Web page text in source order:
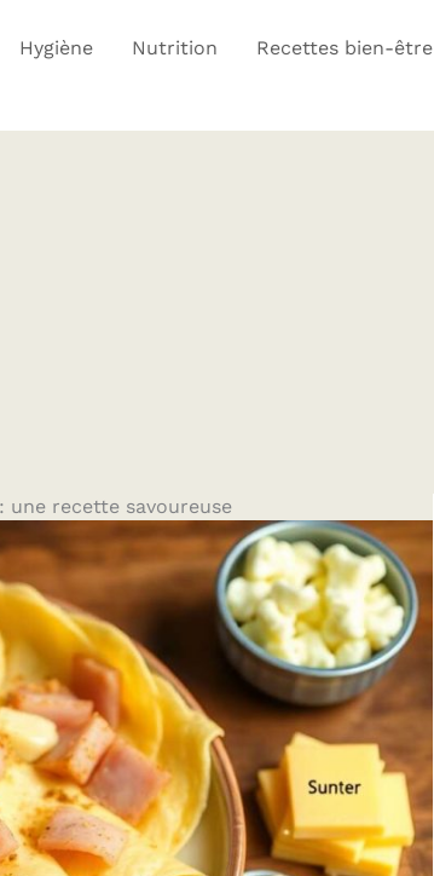
Hygiène Nutrition Recettes bien-être
une recette savoureuse